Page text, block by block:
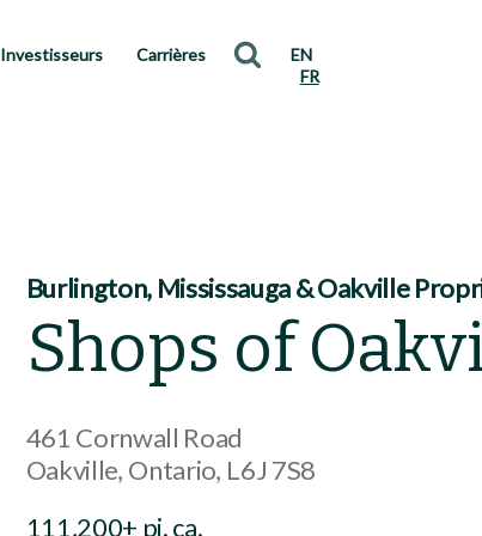
Investisseurs Carrières
EN
FR
Burlington, Mississauga & Oakville
Shops of
461 Cornwall Road
Oakville Ontario L6J 7S8
111,200+ pi. ca.